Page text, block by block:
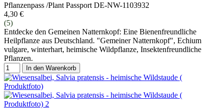
Pflanzenpass /Plant Passport DE-NW-1103932
4,30 €
(5)
Entdecke den Gemeinen Natternkopf: Eine Bienenfreundliche
Heilpflanze aus Deutschland. "Gemeiner Natternkopf", Echium
vulgare, winterhart, heimische Wildpflanze, Insektenfreundliche
Pflanzen.
In den Warenkorb